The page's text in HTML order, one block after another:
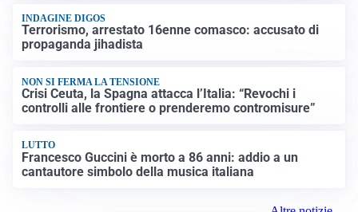
INDAGINE DIGOS
Terrorismo, arrestato 16enne comasco: accusato di
propaganda jihadista
NON SI FERMA LA TENSIONE
Crisi Ceuta, la Spagna attacca l’Italia: “Revochi i
controlli alle frontiere o prenderemo contromisure”
LUTTO
Francesco Guccini è morto a 86 anni: addio a un
cantautore simbolo della musica italiana